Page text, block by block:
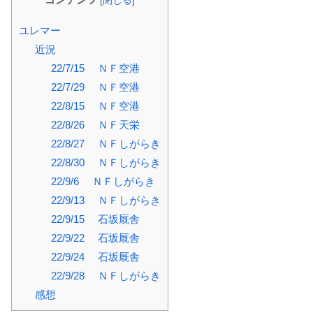
ユレマー
近況
22/7/15 ＮＦ空港
22/7/29 ＮＦ空港
22/8/15 ＮＦ空港
22/8/26 ＮＦ天栄
22/8/27 ＮＦしがらき
22/8/30 ＮＦしがらき
22/9/6 ＮＦしがらき
22/9/13 ＮＦしがらき
22/9/15 石坂厩舎
22/9/22 石坂厩舎
22/9/24 石坂厩舎
22/9/28 ＮＦしがらき
感想